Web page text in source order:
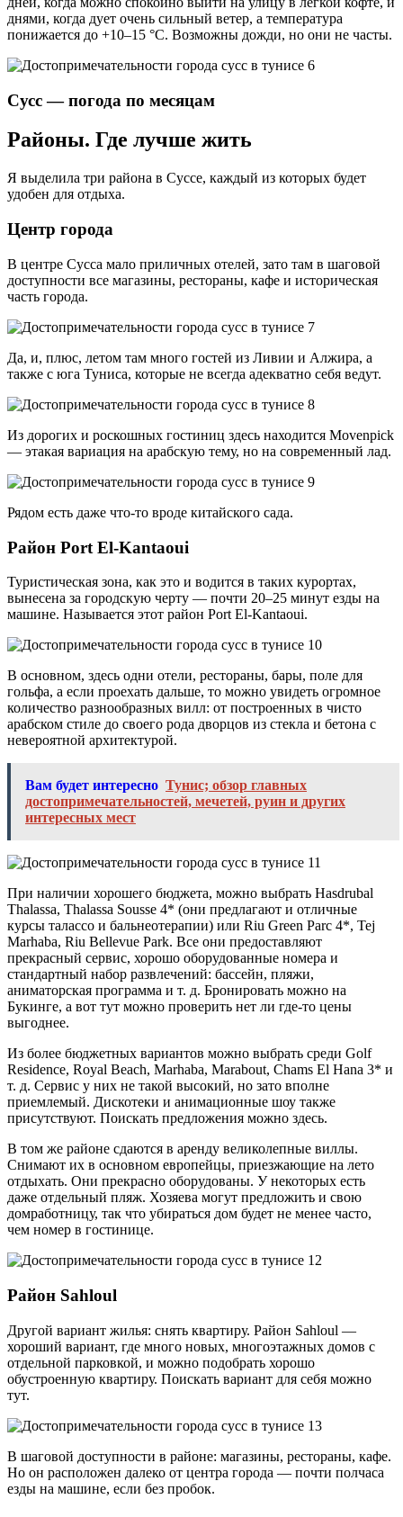
днями, когда дует очень сильный ветер, а температура
понижается до +10–15 °C. Возможны дожди, но они не часты.
Сусс — погода по месяцам
Районы. Где лучше жить
Я выделила три района в Суссе, каждый из которых будет
удобен для отдыха.
Центр города
В центре Сусса мало приличных отелей, зато там в шаговой
доступности все магазины, рестораны, кафе и историческая
часть города.
Да, и, плюс, летом там много гостей из Ливии и Алжира, а
также с юга Туниса, которые не всегда адекватно себя ведут.
Из дорогих и роскошных гостиниц здесь находится Movenpick
— этакая вариация на арабскую тему, но на современный лад.
Рядом есть даже что-то вроде китайского сада.
Район Port El-Kantaoui
Туристическая зона, как это и водится в таких курортах,
вынесена за городскую черту — почти 20–25 минут езды на
машине. Называется этот район Port El-Kantaoui.
В основном, здесь одни отели, рестораны, бары, поле для
гольфа, а если проехать дальше, то можно увидеть огромное
количество разнообразных вилл: от построенных в чисто
арабском стиле до своего рода дворцов из стекла и бетона с
невероятной архитектурой.
Вам будет интересно Тунис; обзор главных
достопримечательностей, мечетей, руин и других
интересных мест
При наличии хорошего бюджета, можно выбрать Hasdrubal
Thalassa, Thalassa Sousse 4* (они предлагают и отличные
курсы талассо и бальнеотерапии) или Riu Green Parc 4*, Tej
Marhaba, Riu Bellevue Park. Все они предоставляют
прекрасный сервис, хорошо оборудованные номера и
стандартный набор развлечений: бассейн, пляжи,
аниматорская программа и т. д. Бронировать можно на
Букинге, а вот тут можно проверить нет ли где-то цены
выгоднее.
Из более бюджетных вариантов можно выбрать среди Golf
Residence, Royal Beach, Marhaba, Marabout, Chams El Hana 3* и
т. д. Сервис у них не такой высокий, но зато вполне
приемлемый. Дискотеки и анимационные шоу также
присутствуют. Поискать предложения можно здесь.
В том же районе сдаются в аренду великолепные виллы.
Снимают их в основном европейцы, приезжающие на лето
отдыхать. Они прекрасно оборудованы. У некоторых есть
даже отдельный пляж. Хозяева могут предложить и свою
домработницу, так что убираться дом будет не менее часто,
чем номер в гостинице.
Район Sahloul
Другой вариант жилья: снять квартиру. Район Sahloul —
хороший вариант, где много новых, многоэтажных домов с
отдельной парковкой, и можно подобрать хорошо
обустроенную квартиру. Поискать вариант для себя можно
тут.
В шаговой доступности в районе: магазины, рестораны, кафе.
Но он расположен далеко от центра города — почти полчаса
езды на машине, если без пробок.